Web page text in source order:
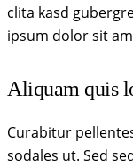
clita kasd
ipsum dolor sit
Aliquam quis
Curabitur
sodales ut. Sed